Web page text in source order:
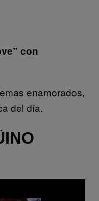
con
enamorados,
del día.